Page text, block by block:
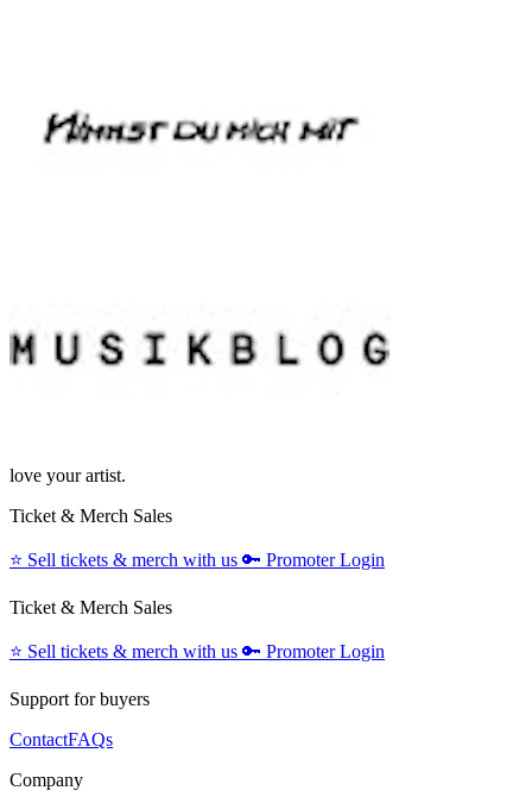
love your artist.
Ticket & Merch Sales
⭐️ Sell tickets & merch with us 🔑 Promoter Login
Ticket & Merch Sales
⭐️ Sell tickets & merch with us 🔑 Promoter Login
Support for buyers
ContactFAQs
Company